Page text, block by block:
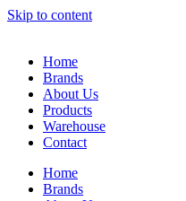
Skip to content
Home
Brands
About Us
Products
Warehouse
Contact
Home
Brands